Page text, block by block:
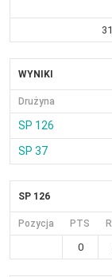
WYNIKI
Drużyna
SP 126
SP 37
SP 126
Pozycja PTS
0